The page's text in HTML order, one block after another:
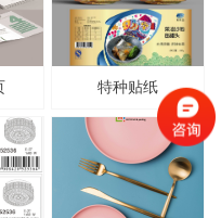
特种贴纸